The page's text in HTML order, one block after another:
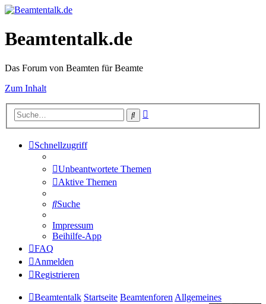
Beamtentalk.de
Das Forum von Beamten für Beamte
Zum Inhalt
Suche
Schnellzugriff
Unbeantwortete Themen
Aktive Themen
Suche
Impressum
Beihilfe-App
FAQ
Anmelden
Registrieren
Beamtentalk Startseite BeamtenforenAllgemeines